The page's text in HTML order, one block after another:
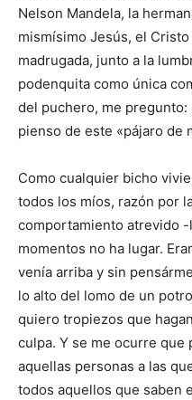
Nelson Mandela, la
mismísimo Jesús, el
madrugada, junto a la
podenquita como única
del puchero, me
pienso de este «pájaro de
Como cualquier bicho
todos los míos, razón por
comportamiento atrevido
momentos no ha lugar.
venía arriba y sin
lo alto del lomo de un
quiero tropiezos que
culpa. Y se me ocurre que
aquellas personas a las
todos aquellos que saben